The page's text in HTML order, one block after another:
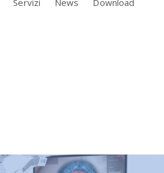
Servizi News Download